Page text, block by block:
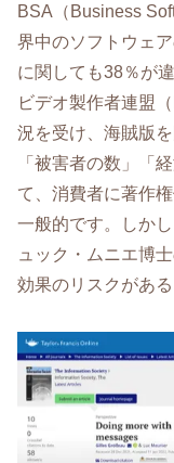
BSA（Business
界中のソフトウェ
に関しても38％が
ビデオ製作者連盟
況を受け、海賊版
「被害者の数」「
て、消費者に著作
一般的です。しか
ュック・ムニエ博
効果のリスクがあ